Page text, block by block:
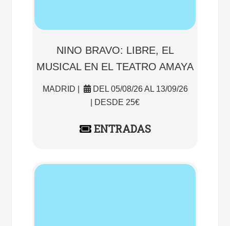
NINO BRAVO: LIBRE, EL
MUSICAL EN EL TEATRO AMAYA
MADRID |
DEL 05/08/26 AL 13/09/26
| DESDE 25€
ENTRADAS